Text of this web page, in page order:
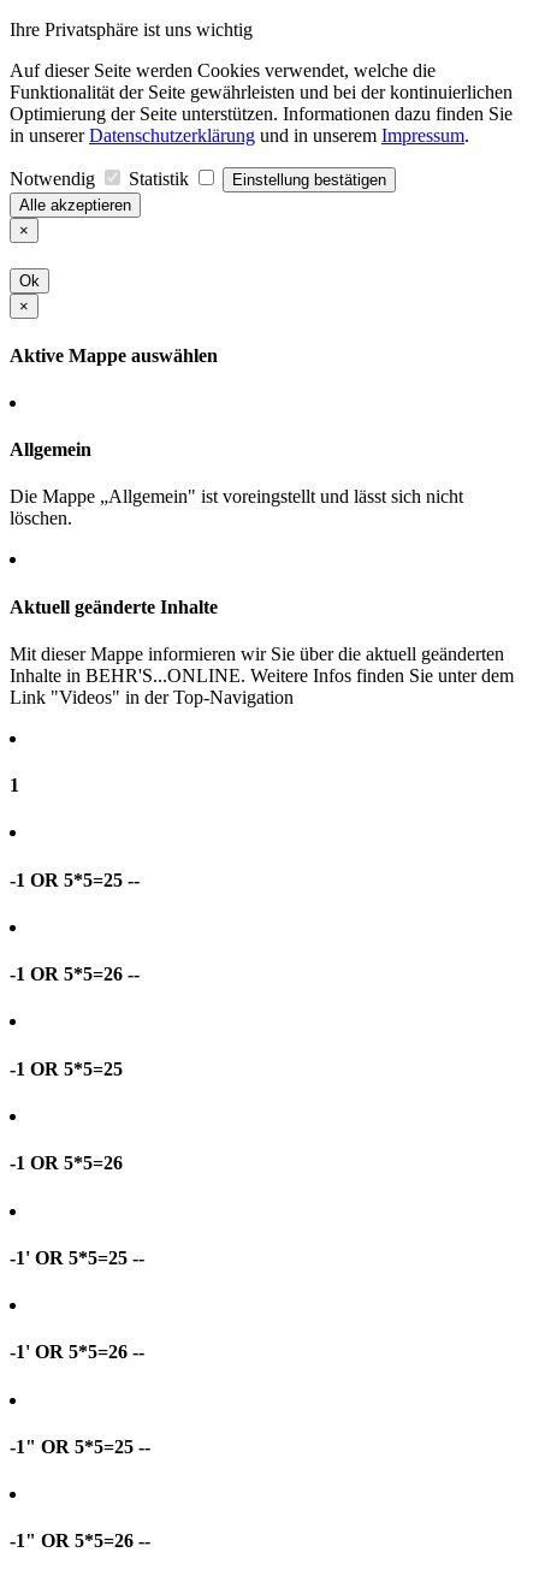
Ihre Privatsphäre ist uns wichtig
Auf dieser Seite werden Cookies verwendet, welche die
Funktionalität der Seite gewährleisten und bei der kontinuierlichen
Optimierung der Seite unterstützen. Informationen dazu finden Sie
in unsererDatenschutzerklärung und in unserem Impressum.
Notwendig Statistik
Einstellung bestätigen
Alle akzeptieren
×
Ok
×
Aktive Mappe auswählen
Allgemein
Die Mappe „Allgemein" ist voreingstellt und lässt sich nicht
löschen.
Aktuell geänderte Inhalte
Mit dieser Mappe informieren wir Sie über die aktuell geänderten
Inhalte in BEHR'S...ONLINE. Weitere Infos finden Sie unter dem
Link "Videos" in der Top-Navigation
1
-1 OR 5*5=25 --
-1 OR 5*5=26 --
-1 OR 5*5=25
-1 OR 5*5=26
-1' OR 5*5=25 --
-1' OR 5*5=26 --
-1" OR 5*5=25 --
-1" OR 5*5=26 --